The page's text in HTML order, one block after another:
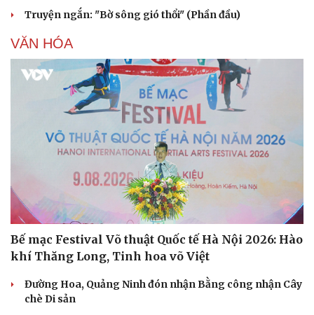
Truyện ngắn: "Bờ sông gió thổi" (Phần đầu)
VĂN HÓA
Bế mạc Festival Võ thuật Quốc tế Hà Nội 2026: Hào
khí Thăng Long, Tinh hoa võ Việt
Đường Hoa, Quảng Ninh đón nhận Bằng công nhận Cây
chè Di sản